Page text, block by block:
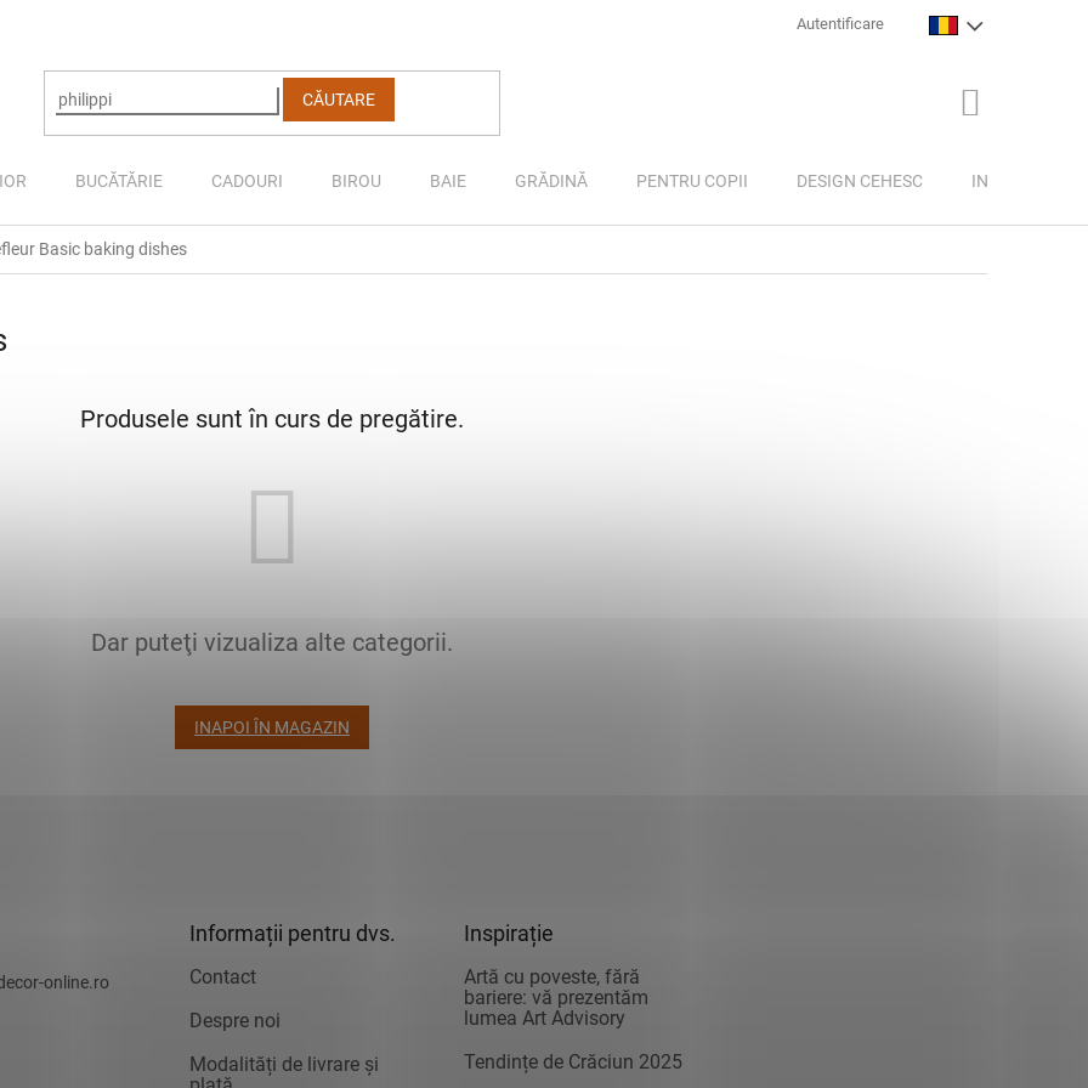
Autentificare
CĂUTARE
BUCĂTĂRIE CADOURI BIROU BAIE GRĂDINĂ PENTRU COPII DESIGN CEHESC INSPIRAȚIE
Basic baking dishes
Produsele sunt în curs de pregătire.
Dar puteţi vizualiza alte categorii.
INAPOI ÎN MAGAZIN
online.ro
Informații pentru dvs.
Contact
Despre noi
Modalități de livrare și
Inspirație
Artă cu poveste, fără
bariere: vă prezentăm
lumea Art Advisory
Tendințe de Crăciun 2025